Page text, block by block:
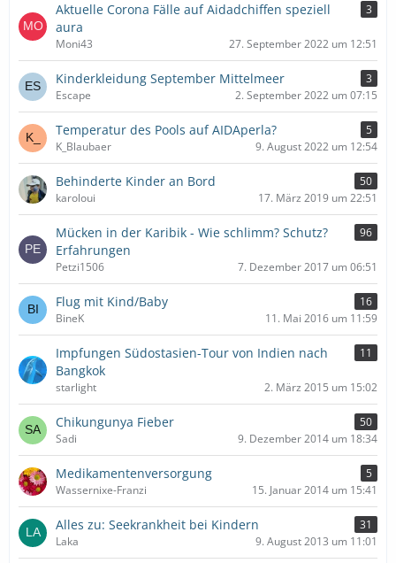
Aktuelle Corona Fälle auf Aidadchiffen speziell
aura
3
Moni43 27. September 2022 um 12:51
Kinderkleidung September Mittelmeer
3
Escape
2. September 2022 um 07:15
Temperatur des Pools auf AIDAperla?
5
K_Blaubaer
9. August 2022 um 12:54
Behinderte Kinder an Bord
50
karoloui
17. März 2019 um 22:51
Mücken in der Karibik - Wie schlimm? Schutz?
Erfahrungen
96
Petzi1506 7. Dezember 2017 um 06:51
Flug mit Kind/Baby
16
BineK
11. Mai 2016 um 11:59
Impfungen Südostasien-Tour von Indien nach
Bangkok
11
starlight 2. März 2015 um 15:02
Chikungunya Fieber
50
Sadi
9. Dezember 2014 um 18:34
Medikamentenversorgung
5
Wassernixe-Franzi
15. Januar 2014 um 15:41
Alles zu: Seekrankheit bei Kindern
31
Laka
9. August 2013 um 11:01